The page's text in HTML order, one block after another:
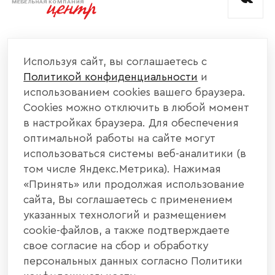
КАТАЛОГ МЕБЕЛИ
ИНФОРМАЦИЯ
НАШИ КОНТАКТЫ
+7 800 700 20 58
440004, г. Пенза, ул. Рябова, д. 31
info@interier-center.ru
Используя сайт, вы соглашаетесь с
Политикой конфиденциальности и
использованием cookies вашего браузера.
Cookies можно отключить в любой момент
в настройках браузера. Для обеспечения
оптимальной работы на сайте могут
использоваться системы веб-аналитики (в
том числе Яндекс.Метрика). Нажимая
«Принять» или продолжая использование
сайта, Вы соглашаетесь с применением
указанных технологий и размещением
cookie-файлов, а также подтверждаете
свое согласие на сбор и обработку
персональных данных согласно Политики